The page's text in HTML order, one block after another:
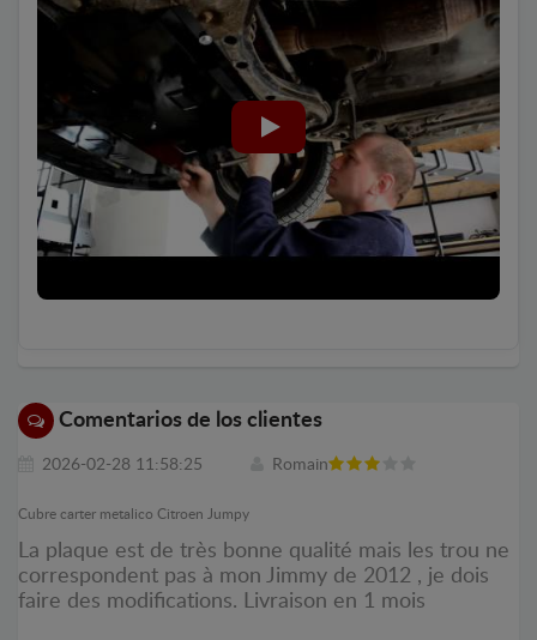
Comentarios de los clientes
2026-02-28 11:58:25 Romain
Cubre carter metalico Citroen Jumpy
La plaque est de très bonne qualité mais les trou ne
correspondent pas à mon Jimmy de 2012 , je dois
faire des modifications. Livraison en 1 mois